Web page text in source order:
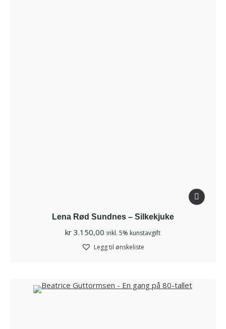
Lena Rød Sundnes – Silkekjuke
kr 3.150,00 inkl. 5% kunstavgift
Legg til ønskeliste